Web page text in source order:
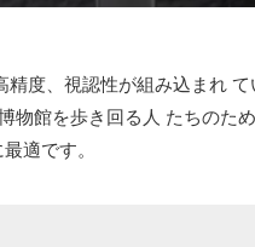
度、視認性が組み込まれ て
館を歩き回る人 たちのた
適です。